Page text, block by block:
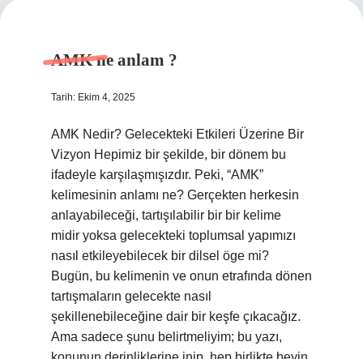
AMK ne anlam ?
Tarih: Ekim 4, 2025
AMK Nedir? Gelecekteki Etkileri Üzerine Bir
Vizyon Hepimiz bir şekilde, bir dönem bu
ifadeyle karşılaşmışızdır. Peki, “AMK”
kelimesinin anlamı ne? Gerçekten herkesin
anlayabileceği, tartışılabilir bir bir kelime
midir yoksa gelecekteki toplumsal yapımızı
nasıl etkileyebilecek bir dilsel öge mi?
Bugün, bu kelimenin ve onun etrafında dönen
tartışmaların gelecekte nasıl
şekillenebileceğine dair bir keşfe çıkacağız.
Ama sadece şunu belirtmeliyim; bu yazı,